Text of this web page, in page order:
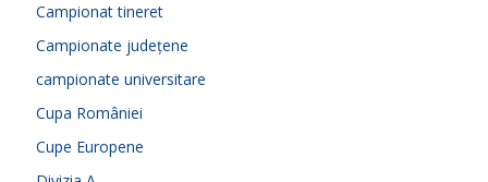
Campionat tineret
Campionate județene
campionate universitare
Cupa României
Cupe Europene